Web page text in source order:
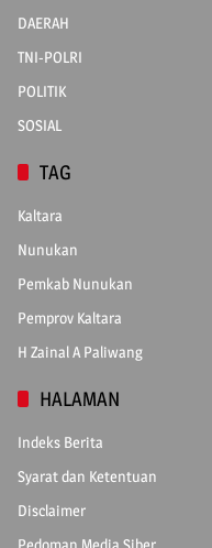
DAERAH
TNI-POLRI
POLITIK
SOSIAL
TAG
Kaltara
Nunukan
Pemkab Nunukan
Pemprov Kaltara
H Zainal A Paliwang
HALAMAN
Indeks Berita
Syarat dan Ketentuan
Disclaimer
Pedoman Media Siber